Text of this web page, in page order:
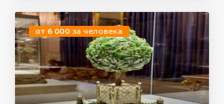
от 6 000 за человека